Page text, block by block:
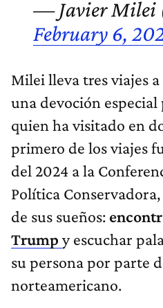
— Javier Milei
February 6,
Milei lleva tres viajes
una devoción especial
quien ha visitado en
primero de los viajes
del 2024 a la
Política
de sus sueños:
Trump y escuchar
su persona por parte
norteamericano.